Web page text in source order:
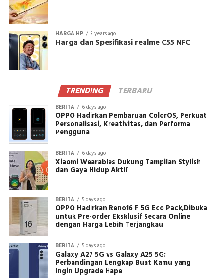
HARGA HP 3 years ago
Harga dan Spesifikasi realme C55 NFC
TRENDING TERBARU
BERITA 6 days ago
OPPO Hadirkan Pembaruan ColorOS, Perkuat
Personalisasi, Kreativitas, dan Performa
Pengguna
BERITA 6 days ago
Xiaomi Wearables Dukung Tampilan Stylish
dan Gaya Hidup Aktif
BERITA 5 days ago
OPPO Hadirkan Reno16 F 5G Eco Pack,Dibuka
untuk Pre-order Eksklusif Secara Online
dengan Harga Lebih Terjangkau
BERITA 5 days ago
Galaxy A27 5G vs Galaxy A25 5G:
Perbandingan Lengkap Buat Kamu yang
Ingin Upgrade Hape